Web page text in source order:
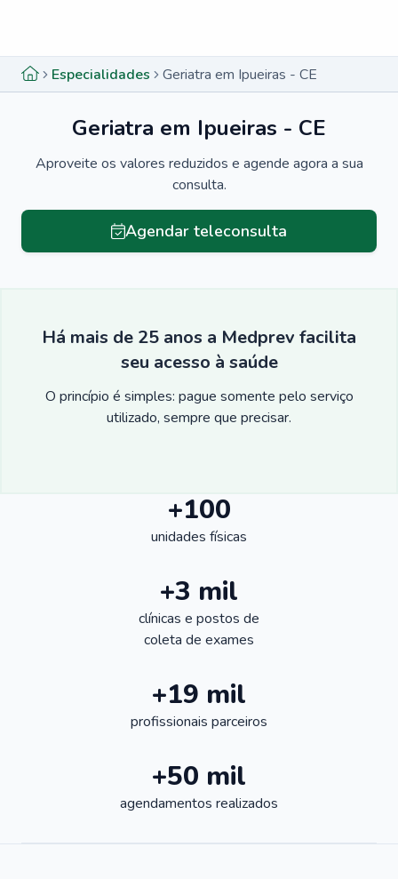
Especialidades Geriatra em Ipueiras - CE
Geriatra em Ipueiras - CE
Aproveite os valores reduzidos e agende agora a sua
consulta.
Agendar teleconsulta
Há mais de 25 anos a Medprev facilita
seu acesso à saúde
O princípio é simples: pague somente pelo serviço
utilizado, sempre que precisar.
+100
unidades físicas
+3 mil
clínicas e postos de
coleta de exames
+19 mil
profissionais parceiros
+50 mil
agendamentos realizados